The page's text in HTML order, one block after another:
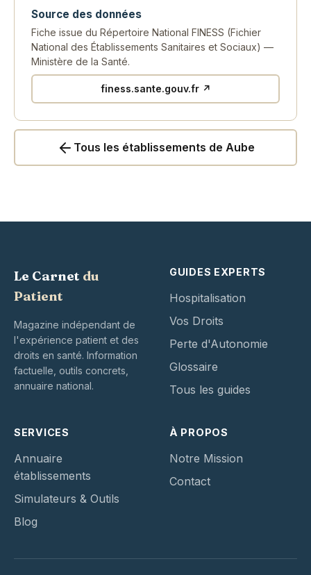
Source des données
Fiche issue du Répertoire National FINESS (Fichier
National des Établissements Sanitaires et Sociaux) —
Ministère de la Santé.
finess.sante.gouv.fr ↗
Tous les établissements de Aube
Le Carnet du
Patient
Magazine indépendant de
l'expérience patient et des
droits en santé. Information
factuelle, outils concrets,
annuaire national.
GUIDES EXPERTS
Hospitalisation
Vos Droits
Perte d'Autonomie
Glossaire
Tous les guides
SERVICES
Annuaire
établissements
Simulateurs & Outils
Blog
À PROPOS
Notre Mission
Contact